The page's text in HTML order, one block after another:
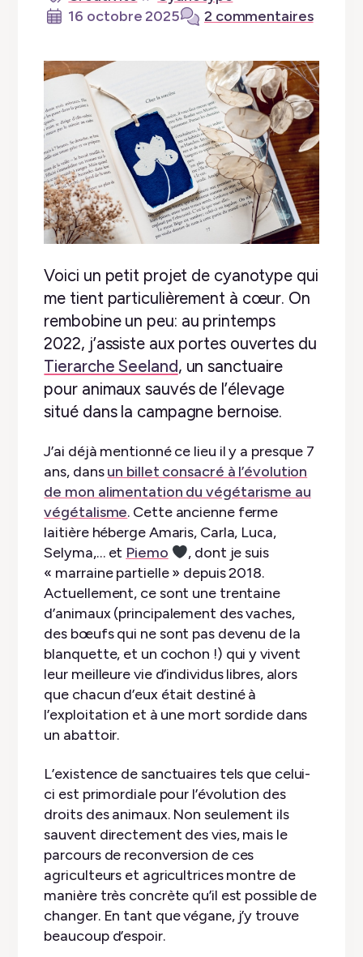
16 octobre 2025
2 commentaires
Voici un petit projet de cyanotype qui
me tient particulièrement à cœur. On
rembobine un peu: au printemps
2022, j’assiste aux portes ouvertes du
Tierarche Seeland, un sanctuaire
pour animaux sauvés de l’élevage
situé dans la campagne bernoise.
J’ai déjà mentionné ce lieu il y a presque 7
ans, dansun billet consacré à l’évolution
de mon alimentation du végétarisme au
végétalisme. Cette ancienne ferme
laitière héberge Amaris, Carla, Luca,
Selyma,… et Piemo
, dont je suis
« marraine partielle » depuis 2018.
Actuellement, ce sont une trentaine
d’animaux (principalement des vaches,
des bœufs qui ne sont pas devenu de la
blanquette, et un cochon !) qui y vivent
leur meilleure vie d’individus libres, alors
que chacun d’eux était destiné à
l’exploitation et à une mort sordide dans
un abattoir.
L’existence de sanctuaires tels que celui-
ci est primordiale pour l’évolution des
droits des animaux. Non seulement ils
sauvent directement des vies, mais le
parcours de reconversion de ces
agriculteurs et agricultrices montre de
manière très concrète qu’il est possible de
changer. En tant que végane, j’y trouve
beaucoup d’espoir.